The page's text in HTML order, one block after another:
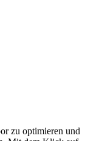
zu optimieren und